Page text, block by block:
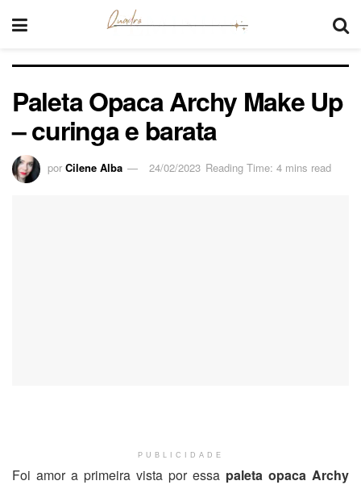
Paleta Opaca Archy Make Up
– curinga e barata
por Cilene Alba 24/02/2023 Reading Time: 4 mins read
PUBLICIDADE
Foi amor a primeira vista por essa paleta opaca Archy